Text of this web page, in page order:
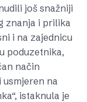
još snažniji
znanja i prilika
i na zajednicu
poduzetnika,
način
na
istaknula je